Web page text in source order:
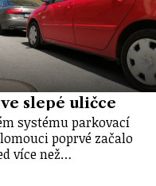
slepé uličce
systému parkovací
poprvé začalo
více než…